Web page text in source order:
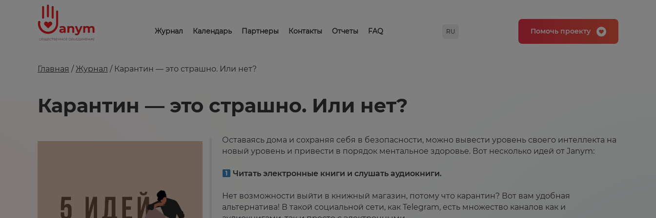
Журнал Календарь Партнеры Контакты Отчеты FAQ RU Помочь проекту
Главная /Журнал / Карантин — это страшно. Или нет?
Карантин — это страшно. Или нет?
Оставаясь дома и сохраняя себя в безопасности, можно вывести уровень своего интеллекта на
новый уровень и привести в порядок ментальное здоровье. Вот несколько идей от Janym:⁣⁣⠀
Читать электронные книги и слушать аудиокниги.
Нет возможности выйти в книжный магазин, потому что карантин? Вот вам удобная
альтернатива! В такой социальной сети, как Telegram, есть множество каналов как и